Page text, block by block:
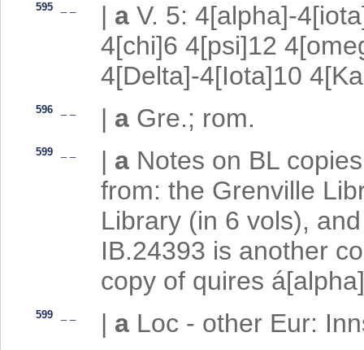
595 | a V. 5: 4[alpha]-
4[chi]6 4[psi]12
4[Delta]-4[Iota]10
596 | a Gre.; rom.
599 | a Notes on BL
from: the Grenville
Library (in 6 vols),
IB.24393 is another
copy of quires
599 | a Loc - other Eur: